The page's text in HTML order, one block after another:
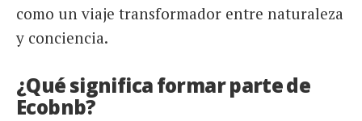
como un viaje transformador entre naturaleza
y conciencia.
¿Qué significa formar parte de
Ecobnb?